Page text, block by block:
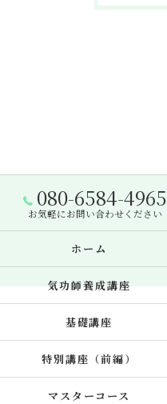
080-6584-4965
お気軽にお問い合わせください
ホーム
気功師養成講座
基礎講座
特別講座（前編）
マスターコース